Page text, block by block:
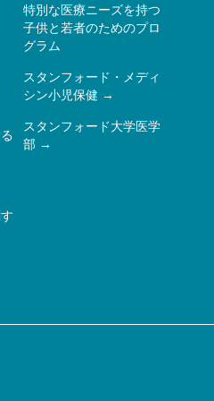
特別な医療ニーズを持つ
子供と若者のためのプロ
グラム
スタンフォード・メディ
シン小児保健
スタンフォード大学医学
部